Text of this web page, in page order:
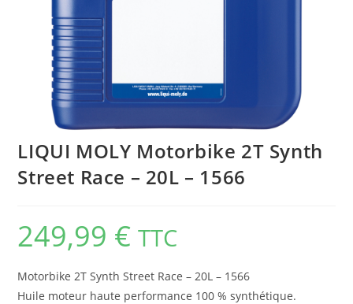
LIQUI MOLY Motorbike 2T Synth
Street Race – 20L – 1566
249,99 € TTC
Motorbike 2T Synth Street Race – 20L – 1566
Huile moteur haute performance 100 % synthétique.